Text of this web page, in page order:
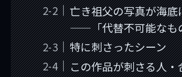
亡き祖父の写真が海底
——「代替不可能なも
特に刺さったシーン
この作品が刺さる人・